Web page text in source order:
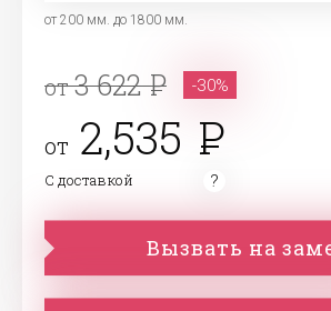
от 200 мм. до 1800 мм.
от3 622 -30%
от 2,535
С доставкой
Вызвать на